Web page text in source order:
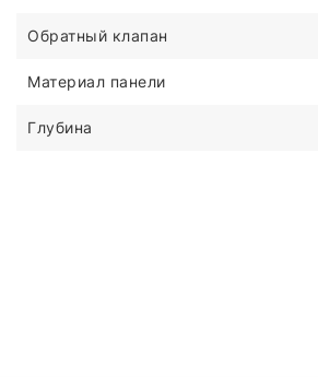
Обратный клапан
Материал панели
Глубина